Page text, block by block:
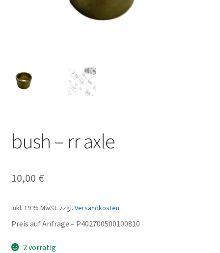
bush – rr axle
10,00 €
inkl. 19 % MwSt. zzgl. Versandkosten
Preis auf Anfrage – P402700500100810
2 vorrätig